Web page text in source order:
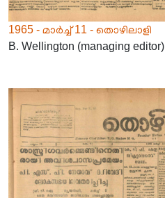
1965 - മാർച്ച് 11 - തൊഴിലാളി
B. Wellington (managing editor)